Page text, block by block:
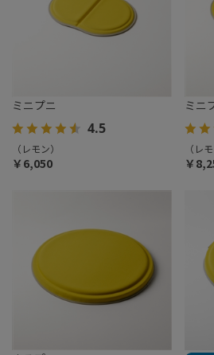
ミニプニ
4.5
（レモン）
￥6,050
ミニ
（レ
￥